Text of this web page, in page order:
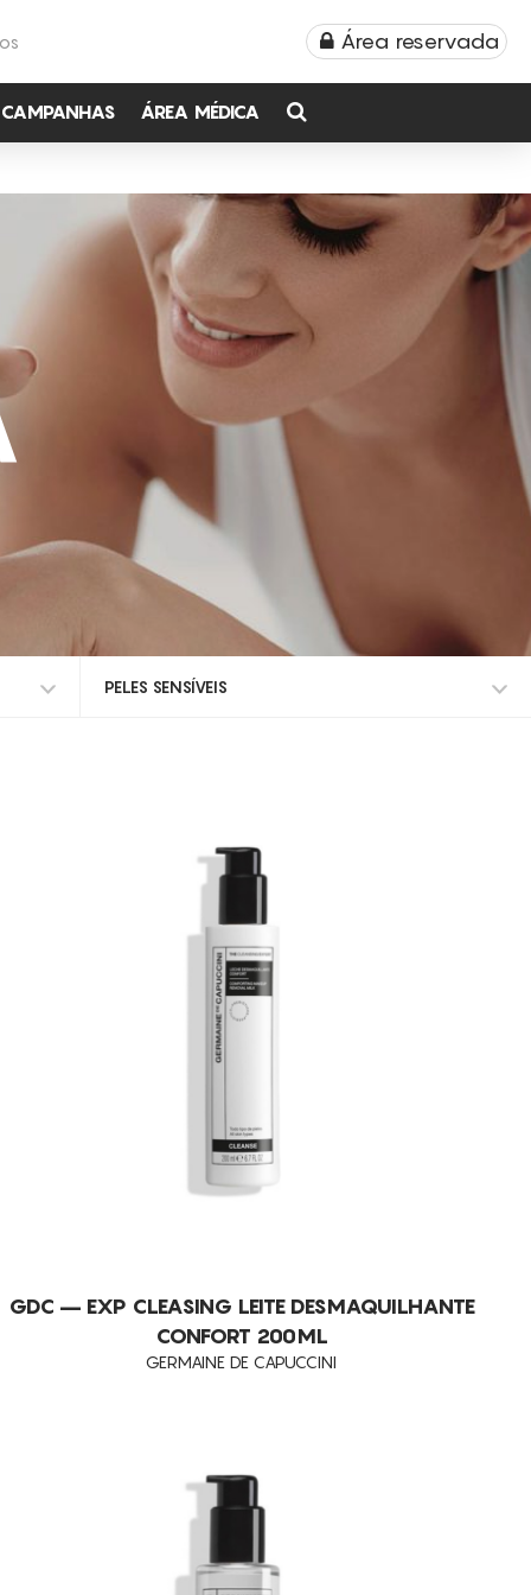
Área reservada
CAMPANHAS ÁREA MÉDICA
PELES SENSÍVEIS
ANTI-MANCHAS
CELULITE GRAU I-III
DEFINIÇÃO DO CONTORNO FACIAL
DESIDRATAÇÃO
DESMAQUILHANTE
ELIMINAÇÃO DE GORDURA LOCALIZADA
ENVELHECIMENTO
PEELINGS
PELE FOTOENVELHECIDA
REDUÇÃO DE PESO
GDC – EXP CLEASING LEITE DESMAQUILHANTE
CONFORT 200ML
GERMAINE DE CAPUCCINI